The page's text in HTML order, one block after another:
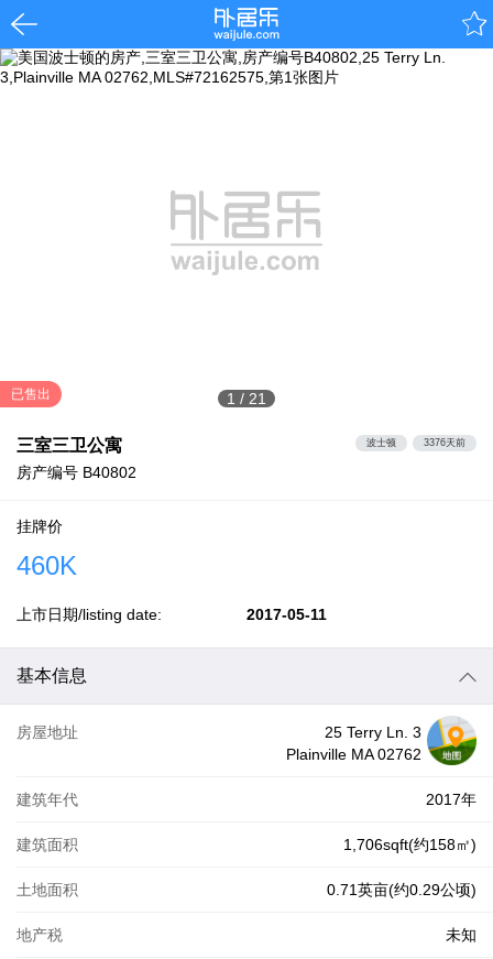
1 / 21
已售出
三室三卫公寓
房产编号 B40802
波士顿 3376天前
挂牌价
460K
上市日期/listing date: 2017-05-11
基本信息
房屋地址
25 Terry Ln. 3
Plainville MA 02762
建筑年代 2017年
建筑面积 1,706sqft(约158㎡)
土地面积 0.71英亩(约0.29公顷)
地产税 未知